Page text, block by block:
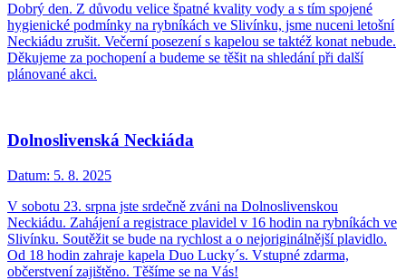
Dobrý den. Z důvodu velice špatné kvality vody a s tím spojené
hygienické podmínky na rybníkách ve Slivínku, jsme nuceni letošní
Neckiádu zrušit. Večerní posezení s kapelou se taktéž konat nebude.
Děkujeme za pochopení a budeme se těšit na shledání při další
plánované akci.
Dolnoslivenská Neckiáda
Datum: 5. 8. 2025
V sobotu 23. srpna jste srdečně zváni na Dolnoslivenskou
Neckiádu. Zahájení a registrace plavidel v 16 hodin na rybníkách ve
Slivínku. Soutěžit se bude na rychlost a o nejoriginálnější plavidlo.
Od 18 hodin zahraje kapela Duo Lucky´s. Vstupné zdarma,
občerstvení zajištěno. Těšíme se na Vás!